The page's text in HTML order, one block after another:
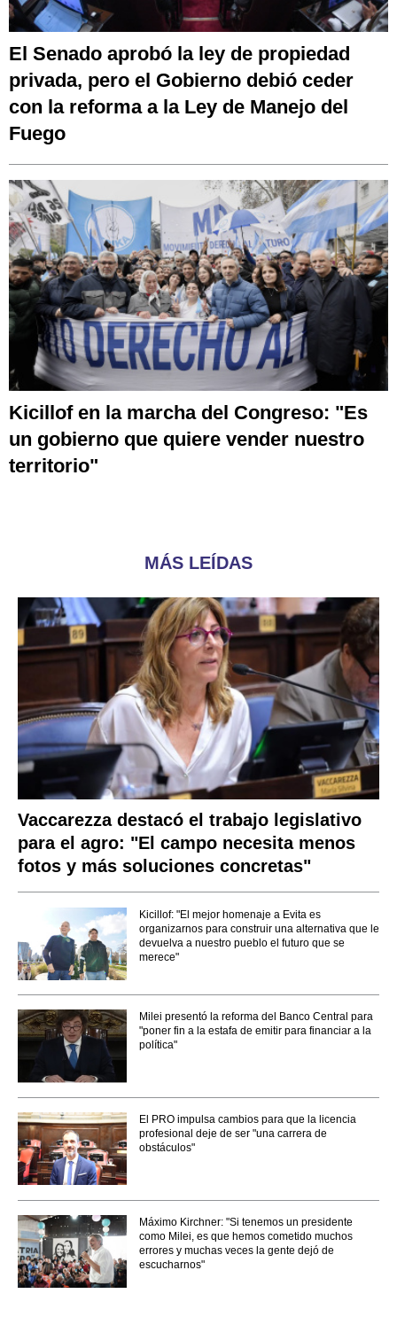
El Senado aprobó la ley de propiedad
privada, pero el Gobierno debió ceder
con la reforma a la Ley de Manejo del
Fuego
Kicillof en la marcha del Congreso: "Es
un gobierno que quiere vender nuestro
territorio"
MÁS LEÍDAS
Vaccarezza destacó el trabajo legislativo
para el agro: "El campo necesita menos
fotos y más soluciones concretas"
Kicillof: "El mejor homenaje a Evita es
organizarnos para construir una alternativa que le
devuelva a nuestro pueblo el futuro que se
merece"
Milei presentó la reforma del Banco Central para
"poner fin a la estafa de emitir para financiar a la
política"
El PRO impulsa cambios para que la licencia
profesional deje de ser "una carrera de
obstáculos"
Máximo Kirchner: "Si tenemos un presidente
como Milei, es que hemos cometido muchos
errores y muchas veces la gente dejó de
escucharnos"